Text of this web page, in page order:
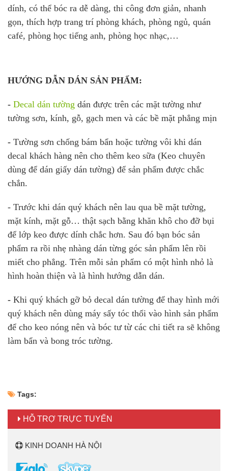
dính, có thể bóc ra dễ dàng, thi công đơn giản, nhanh
gọn, thích hợp trang trí phòng khách, phòng ngủ, quán
café, phòng học tiếng anh, phòng học nhạc,…
HƯỚNG DẪN DÁN SẢN PHẨM:
- Decal dán tường dán được trên các mặt tường như
tường sơn, kính, gỗ, gạch men và các bề mặt phẳng mịn
- Tường sơn chống bám bẩn hoặc tường vôi khi dán
decal khách hàng nên cho thêm keo sữa (Keo chuyên
dùng để dán giấy dán tường) để sản phẩm được chắc
chắn.
- Trước khi dán quý khách nên lau qua bề mặt tường,
mặt kính, mặt gỗ… thật sạch bằng khăn khô cho đỡ bụi
để lớp keo được dính chắc hơn. Sau đó bạn bóc sản
phẩm ra rồi nhẹ nhàng dán từng góc sản phẩm lên rồi
miết cho phẳng. Trên mỗi sản phẩm có một hình nhỏ là
hình hoàn thiện và là hình hướng dẫn dán.
- Khi quý khách gỡ bỏ decal dán tường để thay hình mới
quý khách nên dùng máy sấy tóc thổi vào hình sản phẩm
để cho keo nóng nên và bóc tư từ các chi tiết ra sẽ không
làm bẩn và bong tróc tường.
Tags:
HỖ TRỢ TRỰC TUYẾN
KINH DOANH HÀ NỘI